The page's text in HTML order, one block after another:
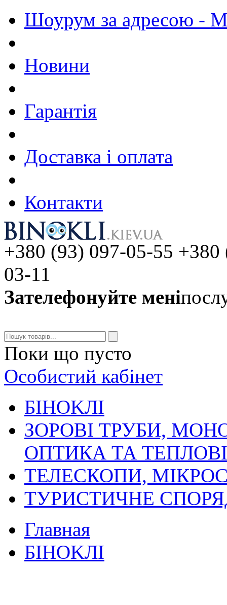
Шоурум за адресою - М.
Новини
Гарантія
Доставка і оплата
Контакти
+380 (93) 097-05-55
03-11
Зателефонуйте мені
Поки що пусто
Особистий кабінет
БIHOKЛI
ЗОРОВІ ТРУБИ,
ОПТИКА ТА
ТЕЛЕСКОПИ,
ТУРИСТИЧНЕ
Главная
БIHOKЛI